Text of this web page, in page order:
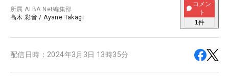
所属ALBA Net編集部
高木 彩音 /Ayane Takagi
コメン
ト
1件
配信日時： 2024年3月3日 13時35分